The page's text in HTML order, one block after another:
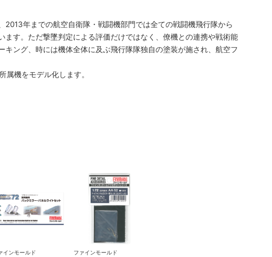
年までの航空自衛隊・戦闘機部門では全ての戦闘機飛行隊から
す。ただ撃墜判定による評価だけではなく、僚機との連携や戦術能
ング、時には機体全体に及ぶ飛行隊隊独自の塗装が施され、航空フ
機をモデル化します。
インモールド ファインモールド